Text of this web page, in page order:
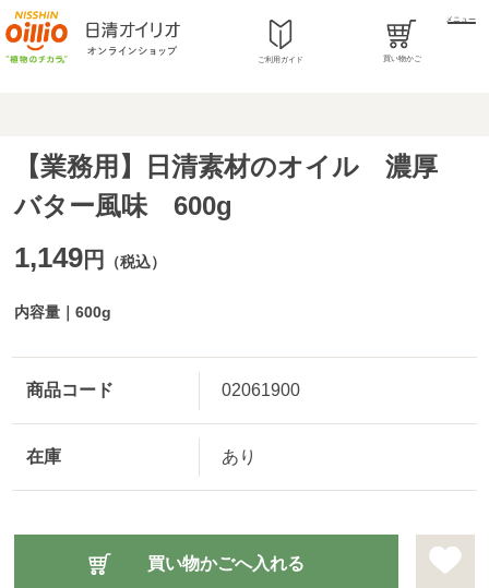
ご利用ガイド 買い物かご
メニュー
【業務用】日清素材のオイル 濃厚
バター風味 600g
内容量｜600g
1,149円 （税込）
商品コード 02061900
在庫 あり